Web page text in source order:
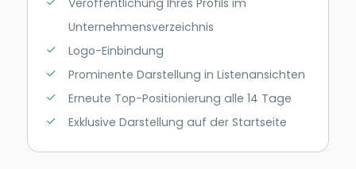
Unternehmensverzeichnis
Logo-Einbindung
Prominente Darstellung in Listenansichten
Erneute Top-Positionierung alle 14 Tage
Exklusive Darstellung auf der Startseite